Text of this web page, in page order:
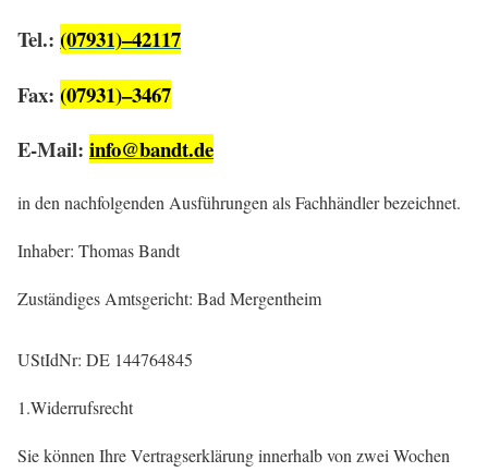
Tel.: (07931)–42117
Fax: (07931)–3467
E-Mail: info@bandt.de
in den nachfolgenden Ausführungen als Fachhändler bezeichnet.
Inhaber: Thomas Bandt
Zuständiges Amtsgericht: Bad Mergentheim
UStIdNr: DE 144764845
1.Widerrufsrecht
Sie können Ihre Vertragserklärung innerhalb von zwei Wochen